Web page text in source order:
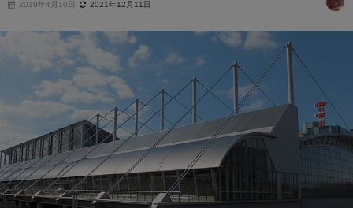
2019年4月10日 2021年12月11日